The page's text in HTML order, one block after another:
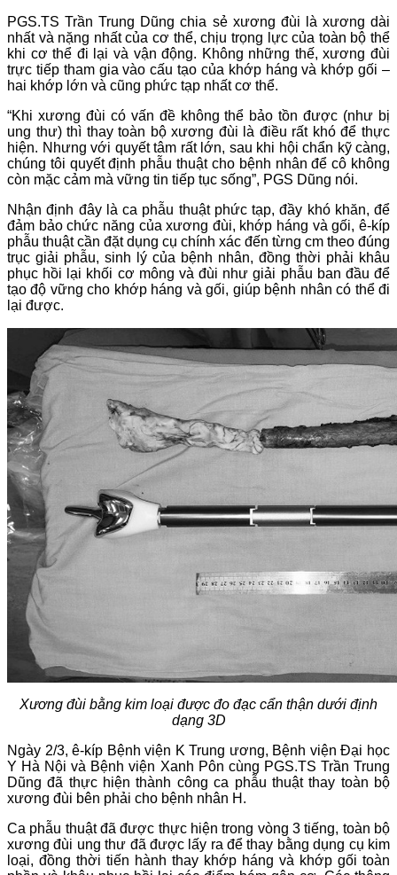
PGS.TS Trần Trung Dũng chia sẻ xương đùi là xương dài
nhất và nặng nhất của cơ thể, chịu trọng lực của toàn bộ thể
khi cơ thể đi lại và vận động. Không những thế, xương đùi
trực tiếp tham gia vào cấu tạo của khớp háng và khớp gối –
hai khớp lớn và cũng phức tạp nhất cơ thể.
“Khi xương đùi có vấn đề không thể bảo tồn được (như bị
ung thư) thì thay toàn bộ xương đùi là điều rất khó để thực
hiện. Nhưng với quyết tâm rất lớn, sau khi hội chẩn kỹ càng,
chúng tôi quyết định phẫu thuật cho bệnh nhân để cô không
còn mặc cảm mà vững tin tiếp tục sống”, PGS Dũng nói.
Nhận định đây là ca phẫu thuật phức tạp, đầy khó khăn, để
đảm bảo chức năng của xương đùi, khớp háng và gối, ê-kíp
phẫu thuật cần đặt dụng cụ chính xác đến từng cm theo đúng
trục giải phẫu, sinh lý của bệnh nhân, đồng thời phải khâu
phục hồi lại khối cơ mông và đùi như giải phẫu ban đầu để
tạo độ vững cho khớp háng và gối, giúp bệnh nhân có thể đi
lại được.
Xương đùi bằng kim loại được đo đạc cẩn thận dưới định
dạng 3D
Ngày 2/3, ê-kíp Bệnh viện K Trung ương, Bệnh viện Đại học
Y Hà Nội và Bệnh viện Xanh Pôn cùng PGS.TS Trần Trung
Dũng đã thực hiện thành công ca phẫu thuật thay toàn bộ
xương đùi bên phải cho bệnh nhân H.
Ca phẫu thuật đã được thực hiện trong vòng 3 tiếng, toàn bộ
xương đùi ung thư đã được lấy ra để thay bằng dụng cụ kim
loại, đồng thời tiến hành thay khớp háng và khớp gối toàn